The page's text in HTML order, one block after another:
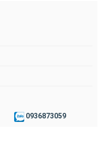
0936873059